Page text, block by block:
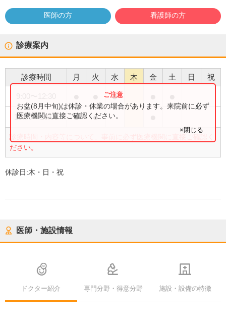
医師の方 看護師の方
診療案内
診療時間 月 火 水 木 金 土 日 祝
●
15:00〜18:00 ● ●
診療時間・内容等について、事前に必ず医療機関に直接ご確認く
ださい。
お盆(8月中旬)は休診・休業の場合があります。来院前に必ず
医療機関に直接ご確認ください。
×閉じる
休診日:木・日・祝
医師・施設情報
ドクター紹介 専門分野・得意分野 施設・設備の特徴